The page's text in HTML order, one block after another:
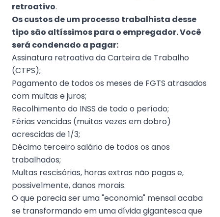
retroativo.
Os custos de um processo trabalhista desse
tipo são altíssimos para o empregador. Você
será condenado a pagar:
Assinatura retroativa da Carteira de Trabalho
(CTPS);
Pagamento de todos os meses de FGTS atrasados
com multas e juros;
Recolhimento do INSS de todo o período;
Férias vencidas (muitas vezes em dobro)
acrescidas de 1/3;
Décimo terceiro salário de todos os anos
trabalhados;
Multas rescisórias, horas extras não pagas e,
possivelmente, danos morais.
O que parecia ser uma "economia" mensal acaba
se transformando em uma dívida gigantesca que